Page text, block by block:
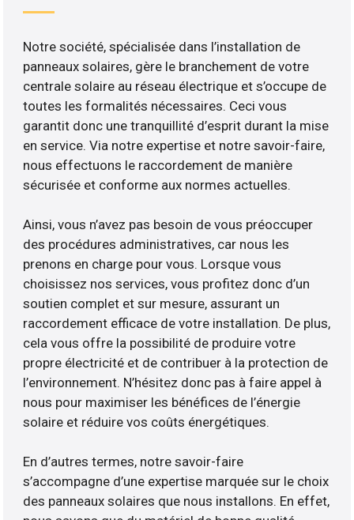
Notre société, spécialisée dans l’installation de
panneaux solaires, gère le branchement de votre
centrale solaire au réseau électrique et s’occupe de
toutes les formalités nécessaires. Ceci vous
garantit donc une tranquillité d’esprit durant la mise
en service. Via notre expertise et notre savoir-faire,
nous effectuons le raccordement de manière
sécurisée et conforme aux normes actuelles.
Ainsi, vous n’avez pas besoin de vous préoccuper
des procédures administratives, car nous les
prenons en charge pour vous. Lorsque vous
choisissez nos services, vous profitez donc d’un
soutien complet et sur mesure, assurant un
raccordement efficace de votre installation. De plus,
cela vous offre la possibilité de produire votre
propre électricité et de contribuer à la protection de
l’environnement. N’hésitez donc pas à faire appel à
nous pour maximiser les bénéfices de l’énergie
solaire et réduire vos coûts énergétiques.
En d’autres termes, notre savoir-faire
s’accompagne d’une expertise marquée sur le choix
des panneaux solaires que nous installons. En effet,